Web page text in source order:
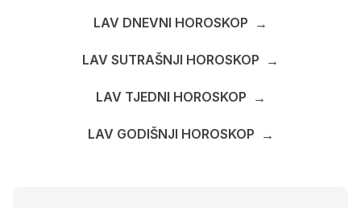
LAV DNEVNI HOROSKOP →
LAV SUTRAŠNJI HOROSKOP →
LAV TJEDNI HOROSKOP →
LAV GODIŠNJI HOROSKOP →